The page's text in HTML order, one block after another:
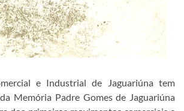
e Industrial de Jaguariúna tem
Memória Padre Gomes de Jaguariúna